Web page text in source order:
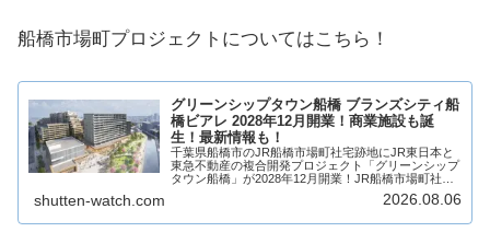
船橋市場町プロジェクトについてはこちら！
グリーンシップタウン船橋 ブランズシティ船
橋ビアレ 2028年12月開業！商業施設も誕
生！最新情報も！
千葉県船橋市のJR船橋市場町社宅跡地にJR東日本と
東急不動産の複合開発プロジェクト「グリーンシップ
タウン船橋」が2028年12月開業！JR船橋市場町社宅
跡地の広大な敷地に738戸の大規模マンション「ブラ
ンズシティ船橋ビアレ」や商業施設が誕生...
shutten-watch.com 2026.08.06